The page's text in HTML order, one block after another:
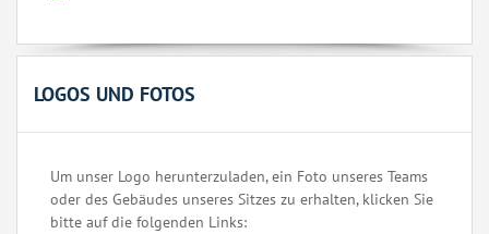
LOGOS UND FOTOS
Um unser Logo herunterzuladen, ein Foto unseres Teams
oder des Gebäudes unseres Sitzes zu erhalten, klicken Sie
bitte auf die folgenden Links: